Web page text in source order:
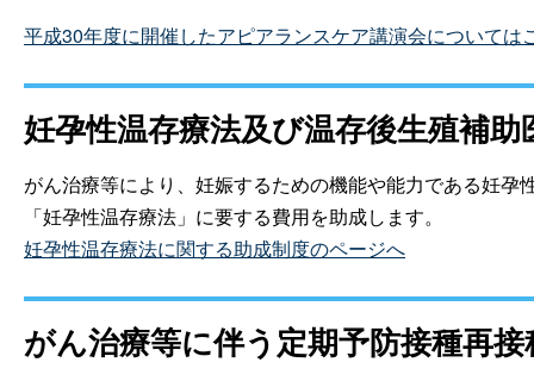
平成30年度に開催したアピアランスケア講演会については
妊孕性温存療法及び温存後生殖補
がん治療等により、妊娠するための機能や能力である妊
「妊孕性温存療法」に要する費用を助成します。
妊孕性温存療法に関する助成制度のページへ
がん治療等に伴う定期予防接種再